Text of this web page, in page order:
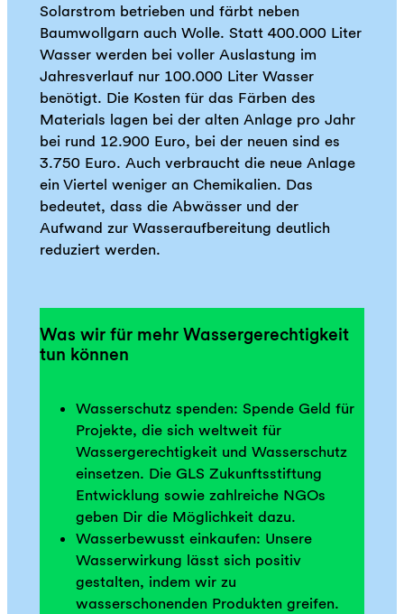
Solarstrom betrieben und färbt neben
Baumwollgarn auch Wolle. Statt 400.000 Liter
Wasser werden bei voller Auslastung im
Jahresverlauf nur 100.000 Liter Wasser
benötigt. Die Kosten für das Färben des
Materials lagen bei der alten Anlage pro Jahr
bei rund 12.900 Euro, bei der neuen sind es
3.750 Euro. Auch verbraucht die neue Anlage
ein Viertel weniger an Chemikalien. Das
bedeutet, dass die Abwässer und der
Aufwand zur Wasseraufbereitung deutlich
reduziert werden.
Was wir für mehr Wassergerechtigkeit
tun können
Wasserschutz spenden: Spende Geld für
Projekte, die sich weltweit für
Wassergerechtigkeit und Wasserschutz
einsetzen. Die GLS Zukunftsstiftung
Entwicklung sowie zahlreiche NGOs
geben Dir die Möglichkeit dazu.
Wasserbewusst einkaufen: Unsere
Wasserwirkung lässt sich positiv
gestalten, indem wir zu
wasserschonenden Produkten greifen.